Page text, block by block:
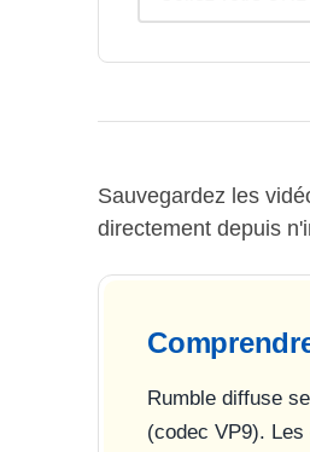
Sauvegardez les
directement depuis
Rumble diffuse
(codec VP9).